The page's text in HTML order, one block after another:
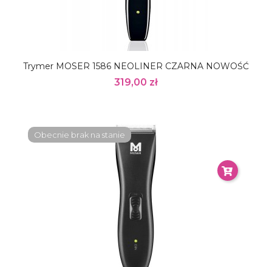
Trymer MOSER 1586 NEOLINER CZARNA NOWOŚĆ
319,00 zł
Obecnie brak na stanie